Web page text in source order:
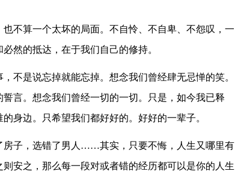
不算一个太坏的局面。不自怜、不自卑、不怨叹，一
然的抵达，在于我们自己的修持。
不是说忘掉就能忘掉。想念我们曾经肆无忌惮的笑。
言。想念我们曾经一切的一切。只是，如今我已释
身边。只希望我们都好好的。好好的一辈子。
房子，选错了男人……其实，只要不悔，人生又哪里有
安之，那么每一段对或者错的经历都可以是你的人生